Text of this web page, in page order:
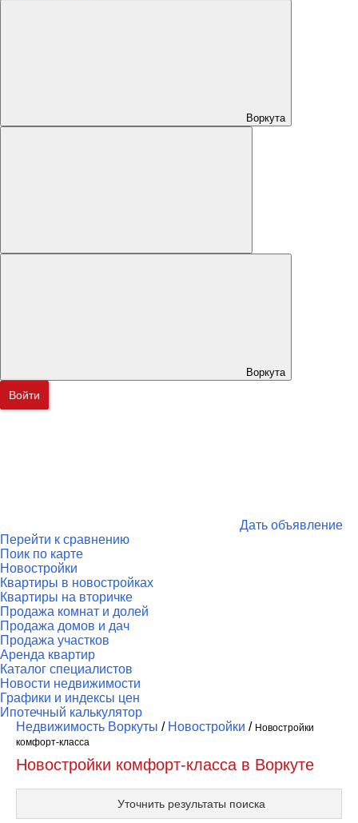
Воркута
Воркута
Войти
Дать объявление
Перейти к сравнению
Поик по карте
Новостройки
Квартиры в новостройках
Квартиры на вторичке
Продажа комнат и долей
Продажа домов и дач
Продажа участков
Аренда квартир
Каталог специалистов
Новости недвижимости
Графики и индексы цен
Ипотечный калькулятор
Недвижимость Воркуты / Новостройки / Новостройки
комфорт-класса
Новостройки комфорт-класса в Воркуте
Уточнить результаты поиска